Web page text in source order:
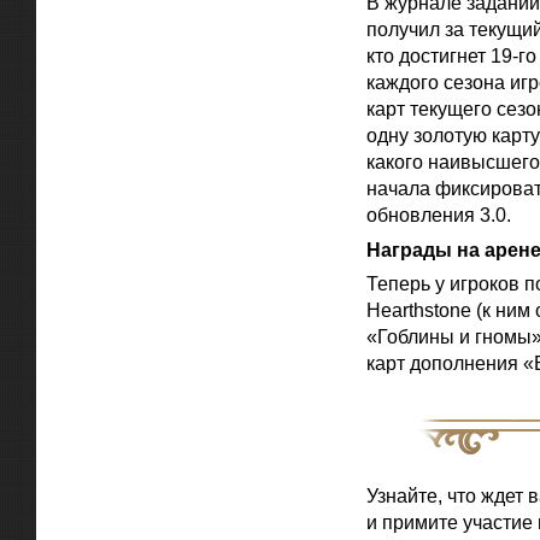
получил за
кто достигнет 19-
каждого сезона
карт текущего
одну золотую
какого
начала
обновления 3.0.
Награды на арене
Теперь у игроков
Hearthstone (к ним
«Гоблины и
карт дополнения
Узнайте, что ждет
и примите